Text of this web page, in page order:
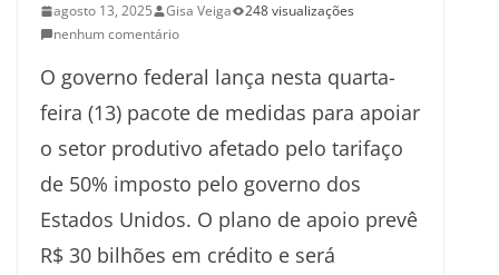
agosto 13, 2025 Gisa Veiga
248 visualizações
nenhum comentário
O governo federal lança nesta quarta-
feira (13) pacote de medidas para apoiar
o setor produtivo afetado pelo tarifaço
de 50% imposto pelo governo dos
Estados Unidos. O plano de apoio prevê
R$ 30 bilhões em crédito e será